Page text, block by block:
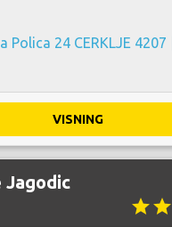
Polica 24 CERKLJE 4207 |
VISNING
Jagodic
starstar